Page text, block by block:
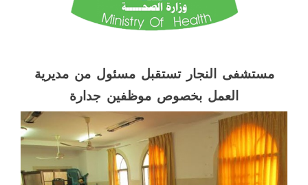
مستشفى النجار تستقبل مسئول من مديرية
العمل بخصوص موظفين جدارة